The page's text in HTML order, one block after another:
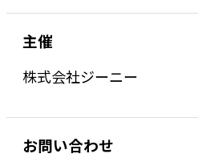
主催
株式会社ジーニー
お問い合わせ